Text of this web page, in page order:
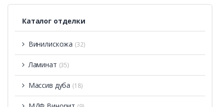
Каталог отделки
Винилискожа (32)
Ламинат (35)
Массив дуба (18)